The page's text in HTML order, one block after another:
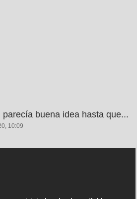
buena idea hasta que...
10:09